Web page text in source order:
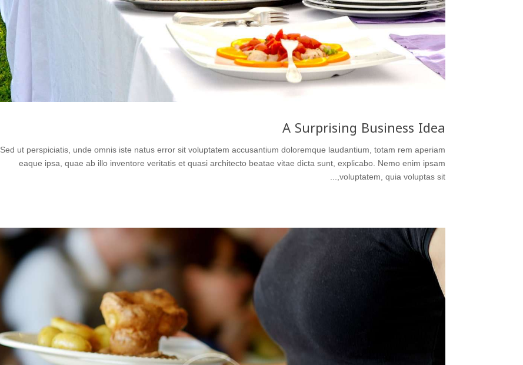
A Surprising Business Idea
Sed ut perspiciatis, unde omnis iste natus error sit voluptatem accusantium doloremque laudantium, totam rem aperiam
eaque ipsa, quae ab illo inventore veritatis et quasi architecto beatae vitae dicta sunt, explicabo. Nemo enim ipsam
voluptatem, quia voluptas sit,...